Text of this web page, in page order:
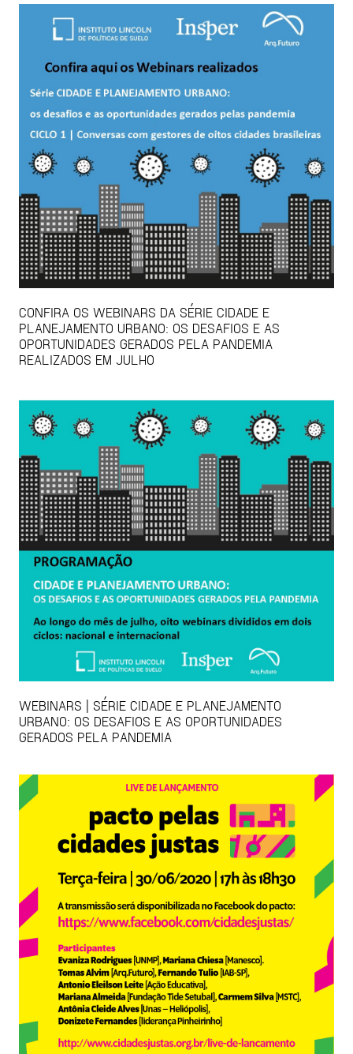
CONFIRA OS WEBINARS DA SÉRIE CIDADE E
PLANEJAMENTO URBANO: OS DESAFIOS E AS
OPORTUNIDADES GERADOS PELA PANDEMIA
REALIZADOS EM JULHO
WEBINARS | SÉRIE CIDADE E PLANEJAMENTO
URBANO: OS DESAFIOS E AS OPORTUNIDADES
GERADOS PELA PANDEMIA